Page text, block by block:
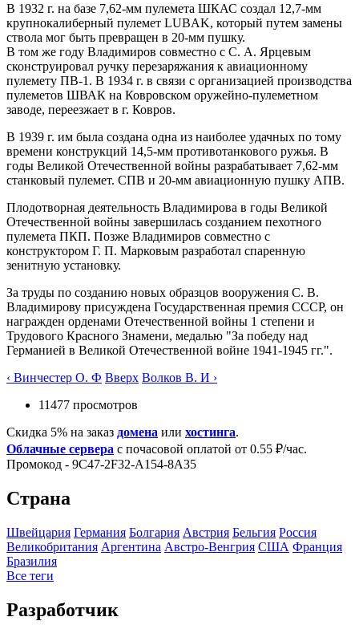
В 1932 г. на базе 7,62-мм пулемета ШКАС создал 12,7-мм
крупнокалиберный пулемет LUBAK, который путем замены
ствола мог быть превращен в 20-мм пушку.
В том же году Владимиров совместно с С. А. Ярцевым
сконструировал ручку перезаряжания к авиационному
пулемету ПВ-1. В 1934 г. в связи с организацией производства
пулеметов ШВАК на Ковровском оружейно-пулеметном
заводе, переезжает в г. Ковров.
В 1939 г. им была создана одна из наиболее удачных по тому
времени конструкций 14,5-мм противотанкового ружья. В
годы Великой Отечественной войны разрабатывает 7,62-мм
станковый пулемет. СПВ и 20-мм авиационную пушку АПВ.
Плодотворная деятельность Владимирова в годы Великой
Отечественной войны завершилась созданием пехотного
пулемета ПКП. Позже Владимиров совместно с
конструктором Г. П. Марковым разработал спаренную
зенитную установку.
За труды по созданию новых образцов вооружения С. В.
Владимирову присуждена Государственная премия СССР, он
награжден орденами Отечественной войны 1 степени и
Трудового Красного Знамени, медалью "За победу над
Германией в Великой Отечественной войне 1941-1945 гг.".
‹ Винчестер О. Ф Вверх Волков В. И ›
11477 просмотров
Скидка 5% на заказ домена или хостинга.
Облачные сервера с почасовой оплатой от 0.55 ₽/час.
Промокод - 9C47-2F32-A154-8A35
Страна
Швейцария Германия Болгария Австрия Бельгия Росcия
Великобритания Аргентина Австро-Венгрия США Франция
Бразилия
Все теги
Разработчик